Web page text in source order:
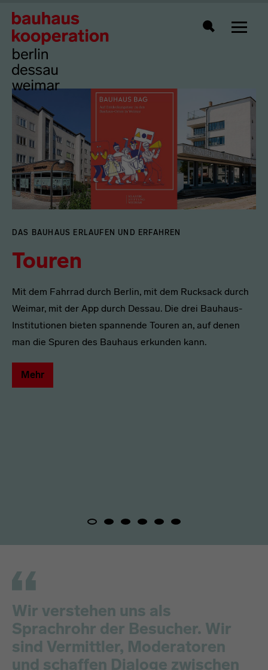
Zeigt
DAS BAUHAUS ERLAUFEN UND ERFAHREN
Touren
Mit dem Fahrrad durch Berlin, mit dem Rucksack durch
Weimar, mit der App durch Dessau. Die drei Bauhaus-
Institutionen bieten spannende Touren an, auf denen
man die Spuren des Bauhaus erkunden kann.
Mehr
Wir verstehen uns als
Sprachrohr der Besucher. Wir
sind Vermittler, Moderatoren
und schaffen Dialoge zwischen